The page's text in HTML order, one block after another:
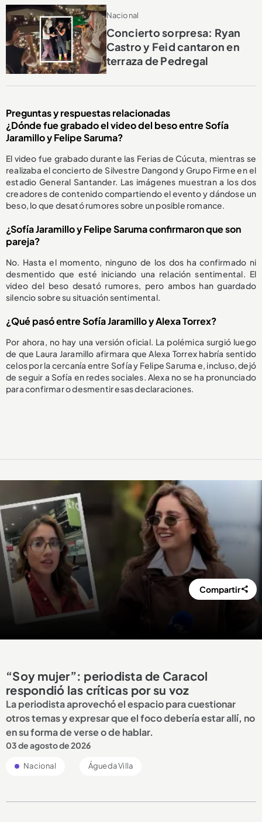
Nacional
Concierto sorpresa: Ryan
Castro y Feid cantaron en
terraza de Pedregal
Preguntas y respuestas relacionadas
¿Dónde fue grabado el video del beso entre Sofía
Jaramillo y Felipe Saruma?
El video fue grabado durante las Ferias de Cúcuta, mientras se
realizaba el concierto de Silvestre Dangond y Grupo Firme en el
estadio General Santander. Las imágenes muestran a los dos
creadores de contenido compartiendo el evento y dándose un
beso, lo que desató rumores sobre un posible romance.
¿Sofía Jaramillo y Felipe Saruma confirmaron que son
pareja?
No. Hasta el momento, ninguno de los dos ha confirmado ni
desmentido que esté iniciando una relación sentimental. El
video del beso desató rumores, pero ambos han guardado
silencio sobre su situación sentimental.
¿Qué pasó entre Sofía Jaramillo y Alexa Torrex?
Por ahora, no hay una versión oficial. La polémica surgió luego
de que Laura Jaramillo afirmara que Alexa Torrex habría sentido
celos por la cercanía entre Sofía y Felipe Saruma e, incluso, dejó
de seguir a Sofía en redes sociales. Alexa no se ha pronunciado
para confirmar o desmentir esas declaraciones.
Compartir
“Soy mujer”: periodista de Caracol
respondió las críticas por su voz
La periodista aprovechó el espacio para cuestionar
otros temas y expresar que el foco debería estar allí, no
en su forma de verse o de hablar.
03 de agosto de 2026
Nacional Águeda Villa